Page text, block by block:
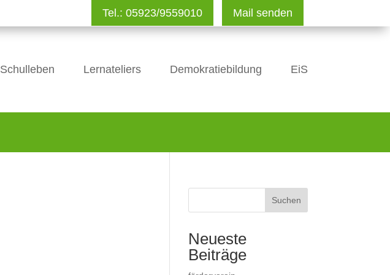
Tel.: 05923/9559010 Mail senden
Schulleben Lernateliers Demokratiebildung EiS
Suchen
Neueste
Beiträge